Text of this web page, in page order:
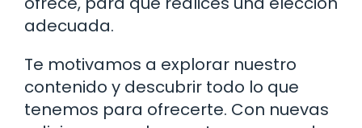
adecuada.
Te motivamos a explorar nuestro
contenido y descubrir todo lo que
tenemos para ofrecerte. Con nuevas